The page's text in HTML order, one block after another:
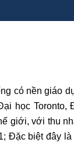
có nền giáo
học
giới, với thu
Đặc biệt đây